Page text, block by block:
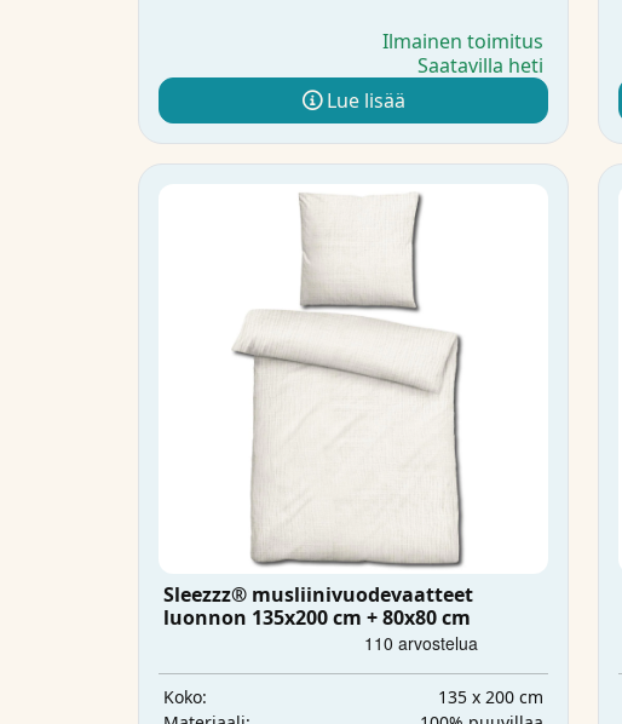
Ilmainen toimitus
Saatavilla heti
Lue lisää
Sleezzz® musliinivuodevaatteet
luonnon 135x200 cm + 80x80 cm
Koko:
135 x 200 cm